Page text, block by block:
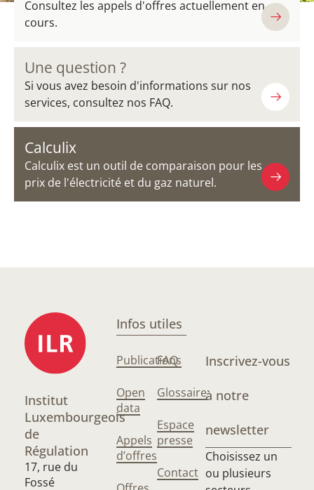
Consultez les appels d'offres actuellement en
cours.
Une question ?
Si vous avez besoin d'informations sur nos
services, consultez nos FAQ.
Calculix
Calculix est un outil de comparaison pour les
prix de l'électricité et du gaz naturel.
Institut
Luxembourgeois
de
Régulation
17, rue du
Fossé
Infos utiles
Publications
Open
data
Appels
d’offres
FAQ
Glossaire
Espace
presse
Contact
Inscrivez-vous
à notre
newsletter
Choisissez un
ou plusieurs